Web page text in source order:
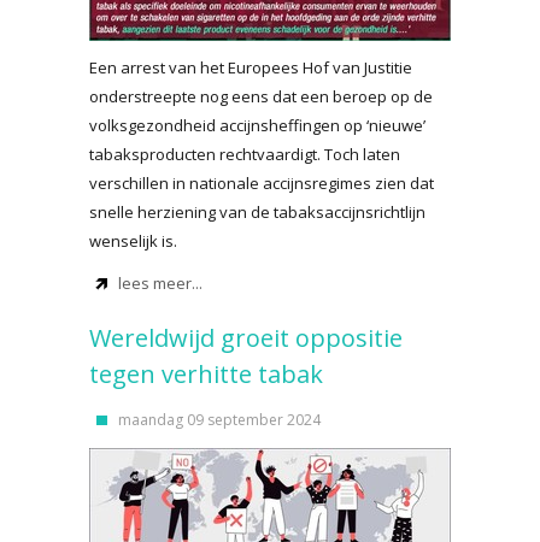
Een arrest van het Europees Hof van Justitie
onderstreepte nog eens dat een beroep op de
volksgezondheid accijnsheffingen op ‘nieuwe’
tabaksproducten rechtvaardigt. Toch laten
verschillen in nationale accijnsregimes zien dat
snelle herziening van de tabaksaccijnsrichtlijn
wenselijk is.
lees meer...
Wereldwijd groeit oppositie
tegen verhitte tabak
maandag 09 september 2024